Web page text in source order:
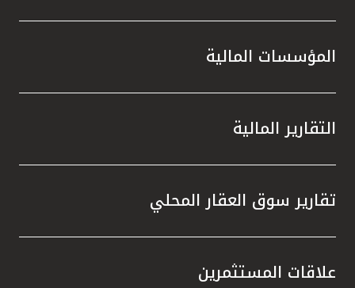
المؤسسات المالية
التقارير المالية
تقارير سوق العقار المحلي
علاقات المستثمرين